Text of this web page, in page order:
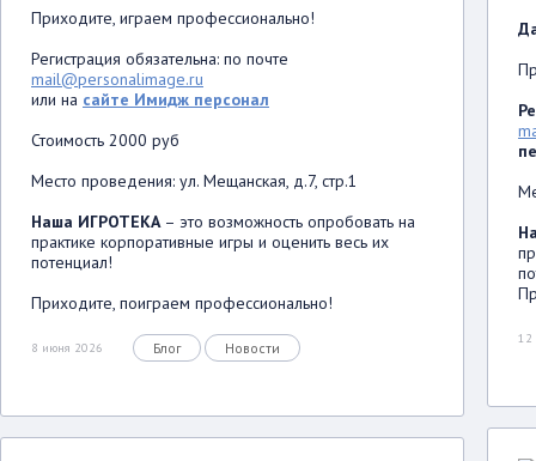
Приходите, играем профессионально!
Регистрация обязательна: по почте
mail@personalimage.ru
или на сайте Имидж персонал
Стоимость 2000 руб
Место проведения: ул. Мещанская, д.7, стр.1
Наша ИГРОТЕКА– это возможность опробовать на
практике корпоративные игры и оценить весь их
потенциал!
Приходите, поиграем профессионально!
8 июня 2026 Блог Новости
12